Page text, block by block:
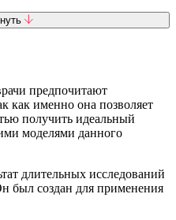
предпочитают
как именно она позволяет
получить идеальный
моделями данного
длительных исследований
был создан для применения